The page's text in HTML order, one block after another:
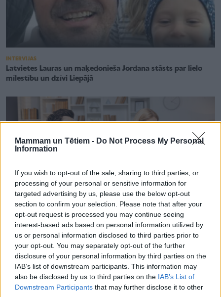
Mammam un Tētiem - Do Not Process My Personal
Information
If you wish to opt-out of the sale, sharing to third parties, or
processing of your personal or sensitive information for
targeted advertising by us, please use the below opt-out
section to confirm your selection. Please note that after your
opt-out request is processed you may continue seeing
interest-based ads based on personal information utilized by
us or personal information disclosed to third parties prior to
your opt-out. You may separately opt-out of the further
disclosure of your personal information by third parties on the
IAB’s list of downstream participants. This information may
also be disclosed by us to third parties on the IAB’s List of
Downstream Participants that may further disclose it to other
INTERVIJAS
Latvietes Lauras un maķedonieša Jordana stāsts par lielo
mīlestību un dzīvi Liepājā
ATTIECĪBAS ĢIMENĒ
Ne tikai telefona slēpšana – mazāk klasiskas pazīmes, kas
liecina, ka partneris krāpj